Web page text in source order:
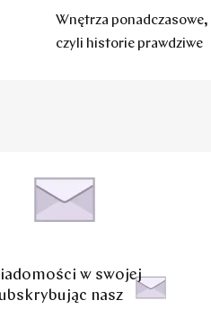
Wnętrza ponadczasowe,
czyli historie prawdziwe
w swojej
nasz